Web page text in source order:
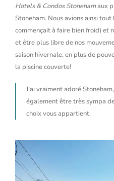
Hotels & Condos Stonehamaux
Stoneham. Nous avions ainsi
commençait à faire bien froid) et
et être plus libre de nos
saison hivernale, en plus de
la piscine couverte!
J’ai vraiment adoré
également être très sympa
choix vous appartient.